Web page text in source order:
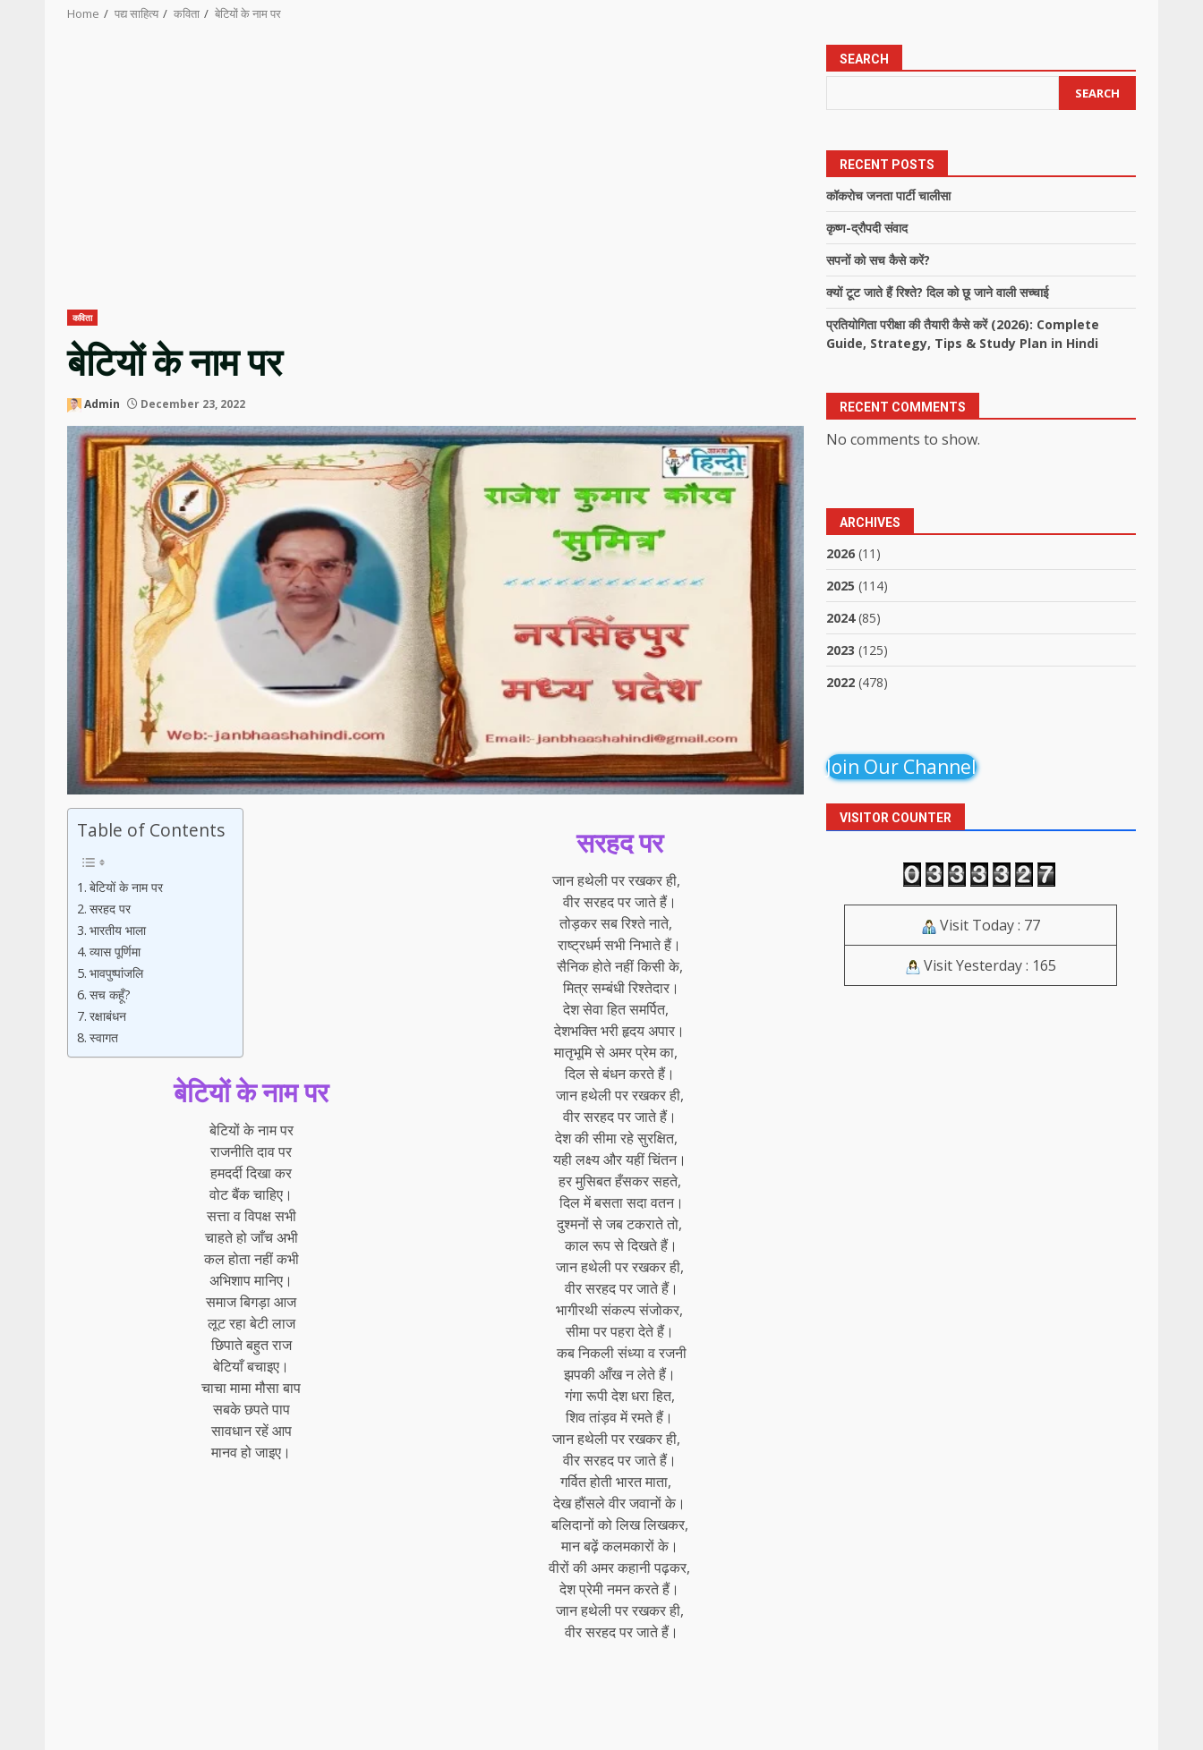
Home पद्य साहित्य कविता बेटियों के नाम पर
कविता
बेटियों के नाम पर
Admin December 23, 2022
Table of Contents
बेटियों के नाम पर
सरहद पर
भारतीय भाला
व्यास पूर्णिमा
भावपुष्पांजलि
सच कहूँ?
रक्षाबंधन
स्वागत
बेटियों के नाम पर
बेटियों के नाम पर
राजनीति दाव पर
हमदर्दी दिखा कर
वोट बैंक चाहिए।
सत्ता व विपक्ष सभी
चाहते हो जाँच अभी
कल होता नहीं कभी
अभिशाप मानिए।
समाज बिगड़ा आज
लूट रहा बेटी लाज
छिपाते बहुत राज
बेटियाँ बचाइए।
चाचा मामा मौसा बाप
सबके छपते पाप
सावधान रहें आप
मानव हो जाइए।
सरहद पर
जान हथेली पर रखकर ही,
वीर सरहद पर जाते हैं।
तोड़कर सब रिश्ते नाते,
राष्ट्रधर्म सभी निभाते हैं।
सैनिक होते नहीं किसी के,
मित्र सम्बंधी रिश्तेदार।
देश सेवा हित समर्पित,
देशभक्ति भरी हृदय अपार।
मातृभूमि से अमर प्रेम का,
दिल से बंधन करते हैं।
जान हथेली पर रखकर ही,
वीर सरहद पर जाते हैं।
देश की सीमा रहे सुरक्षित,
यही लक्ष्य और यहीं चिंतन।
हर मुसिबत हँसकर सहते,
दिल में बसता सदा वतन।
दुश्मनों से जब टकराते तो,
काल रूप से दिखते हैं।
जान हथेली पर रखकर ही,
वीर सरहद पर जाते हैं।
भागीरथी संकल्प संजोकर,
सीमा पर पहरा देते हैं।
कब निकली संध्या व रजनी
झपकी आँख न लेते हैं।
गंगा रूपी देश धरा हित,
शिव तांड़व में रमते हैं।
जान हथेली पर रखकर ही,
वीर सरहद पर जाते हैं।
गर्वित होती भारत माता,
देख हौंसले वीर जवानों के।
बलिदानों को लिख लिखकर,
मान बढ़ें कलमकारों के।
वीरों की अमर कहानी पढ़कर,
देश प्रेमी नमन करते हैं।
जान हथेली पर रखकर ही,
वीर सरहद पर जाते हैं।
SEARCH
SEARCH
RECENT POSTS
कॉकरोच जनता पार्टी चालीसा
कृष्ण-द्रौपदी संवाद
सपनों को सच कैसे करें?
क्यों टूट जाते हैं रिश्ते? दिल को छू जाने वाली सच्चाई
प्रतियोगिता परीक्षा की तैयारी कैसे करें (2026): Complete
Guide, Strategy, Tips & Study Plan in Hindi
RECENT COMMENTS
No comments to show.
ARCHIVES
2026 (11)
2025 (114)
2024(85)
2023 (125)
2022 (478)
Join Our Channel
VISITOR COUNTER
Visit Today : 77
Visit Yesterday : 165